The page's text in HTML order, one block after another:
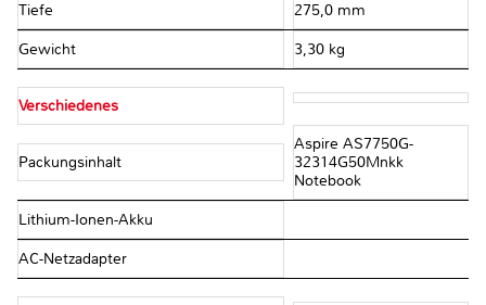
Tiefe 275,0 mm
Gewicht 3,30 kg
Verschiedenes
Packungsinhalt
Aspire AS7750G-
32314G50Mnkk
Notebook
Lithium-Ionen-Akku
AC-Netzadapter